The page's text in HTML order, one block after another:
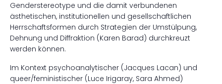
Genderstereotype und die damit verbundenen
ästhetischen, institutionellen und gesellschaftlichen
Herrschaftsformen durch Strategien der Umstülpung,
Dehnung und Diffraktion (Karen Barad) durchkreuzt
werden können.
Im Kontext psychoanalytischer (Jacques Lacan) und
queer/feministischer (Luce Irigaray, Sara Ahmed)